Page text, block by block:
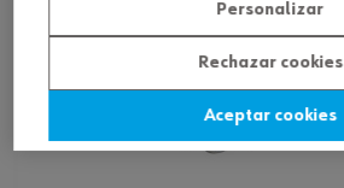
Personalizar
Rechazar cookies
Aceptar cookies